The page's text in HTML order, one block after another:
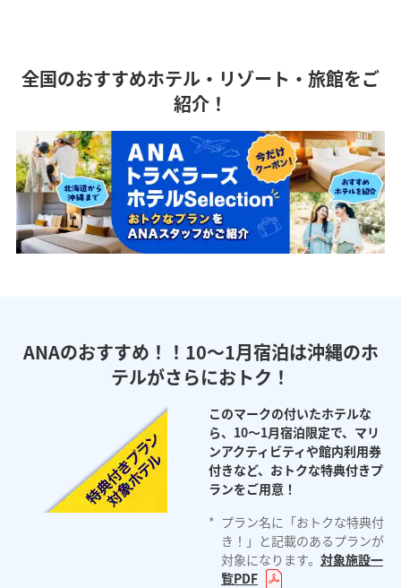
全国のおすすめホテル・リゾート・旅館をご
紹介！
ANAのおすすめ！！10～1月宿泊は沖縄のホ
テルがさらにおトク！
このマークの付いたホテルな
ら、10～1月宿泊限定で、マリ
ンアクティビティや館内利用券
付きなど、おトクな特典付きプ
ランをご用意！
* プラン名に「おトクな特典付
き！」と記載のあるプランが
対象になります。 対象施設一
覧PDF